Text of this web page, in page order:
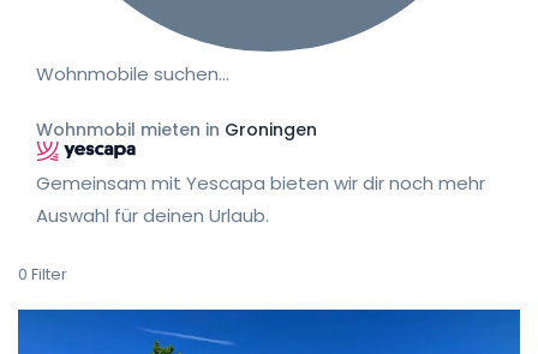
Wohnmobile suchen…
Wohnmobil mieten in Groningen
Gemeinsam mit Yescapa bieten wir dir noch mehr
Auswahl für deinen Urlaub.
0 Filter